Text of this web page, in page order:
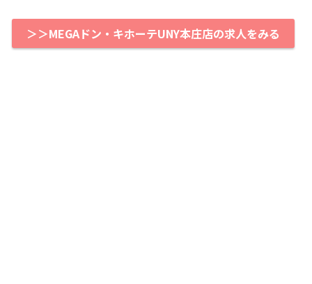
＞＞MEGAドン・キホーテUNY本庄店の求人をみる